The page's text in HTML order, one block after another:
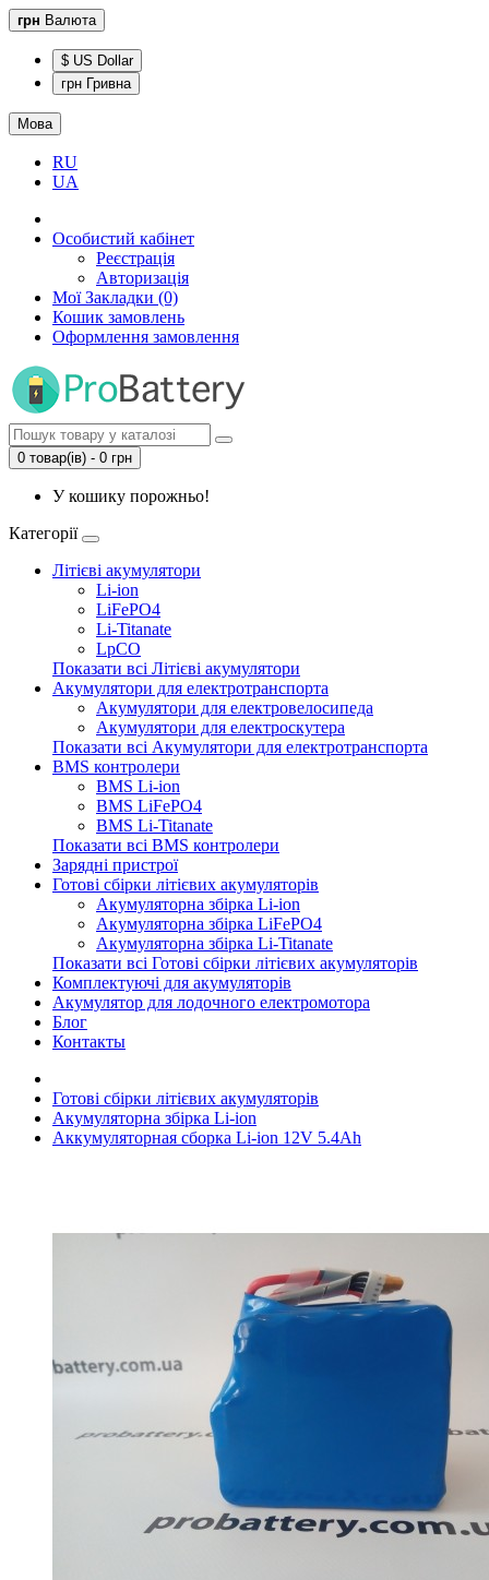
грн Валюта
$ US Dollar
грн Гривна
Мова
RU
UA
Особистий кабінет
Реєстрація
Авторизація
Мої Закладки (0)
Кошик замовлень
Оформлення замовлення
0 товар(ів) - 0 грн
У кошику порожньо!
Категорії
Літієві акумулятори
Li-ion
LiFePO4
Li-Titanate
LpCO
Показати всі Літієві акумулятори
Акумулятори для електротранспорта
Акумулятори для електровелосипеда
Акумулятори для електроскутера
Показати всі Акумулятори для електротранспорта
BMS контролери
BMS Li-ion
BMS LiFePO4
BMS Li-Titanate
Показати всі BMS контролери
Зарядні пристрої
Готові сбірки літієвих акумуляторів
Акумуляторна збірка Li-ion
Акумуляторна збірка LiFePO4
Акумуляторна збірка Li-Titanate
Показати всі Готові сбірки літієвих акумуляторів
Комплектуючі для акумуляторів
Акумулятор для лодочного електромотора
Блог
Контакты
Готові сбірки літієвих акумуляторів
Акумуляторна збірка Li-ion
Аккумуляторная сборка Li-ion 12V 5.4Ah